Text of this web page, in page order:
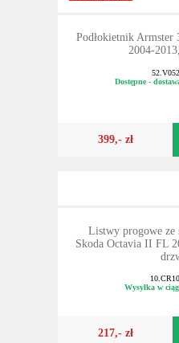
Podłokietnik Armster
2004-
Dostępne -
399,- zł
Listwy progowe ze
Skoda Octavia II FL
Wysyłka w
217,- zł